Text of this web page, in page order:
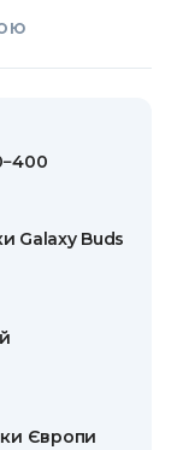
Galaxy Buds
Європи